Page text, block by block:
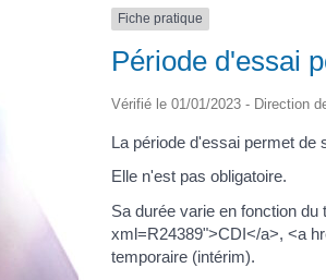
Fiche pratique
Période d'essai
Vérifié le 01/01/2023 - Direction
La période d'essai permet de
Elle n'est pas obligatoire.
Sa durée varie en fonction
xml=R24389">CDI</a>, <a
temporaire (intérim).